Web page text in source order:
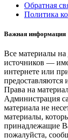
Обратная
Политика
Важная информация
Все материалы
источников —
интернете или
предоставляются
Права на
Администрация
материала не
материалы,
принадлежащие
пожалуйста,